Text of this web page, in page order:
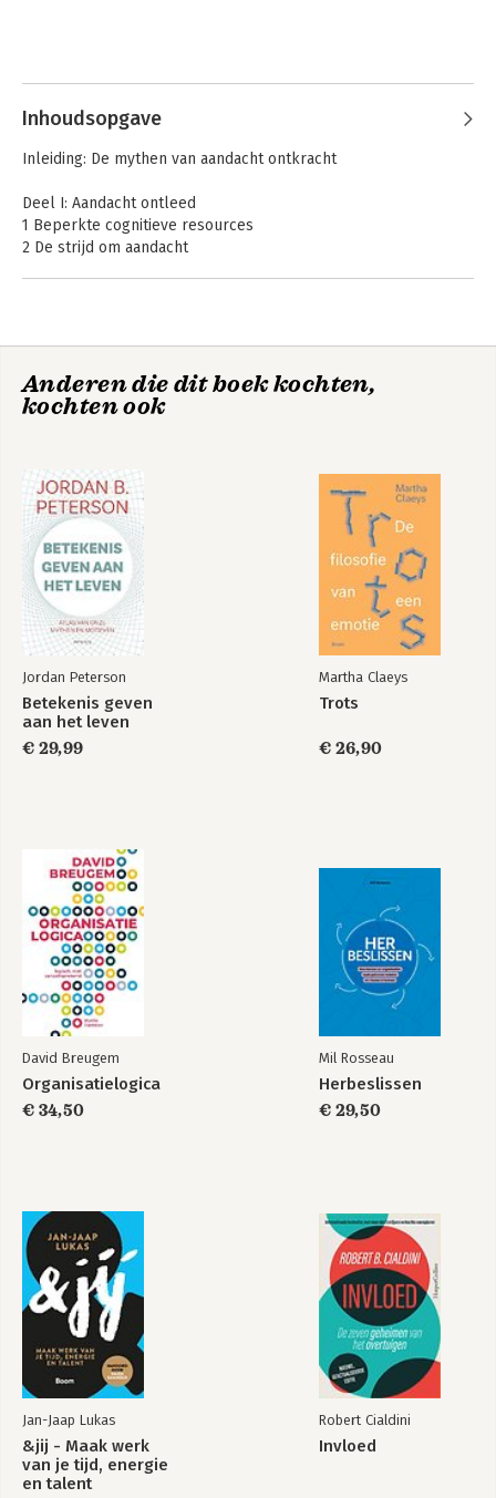
Inhoudsopgave
Inleiding: De mythen van aandacht ontkracht
Deel I: Aandacht ontleed
1 Beperkte cognitieve resources
2 De strijd om aandacht
6 Focus en de opkomst van internet
7 Hoe AI en algoritmen je denken beïnvloeden
10 Digitale apparaten en geluk
11 Hoe media je aandacht conditioneren
Deel III: Focus, ritme en balans
12 Aandacht, agency en vrije wil
13 Focus, ritme en balans
14 De toekomst van aandacht
Dankwoord
Anderen die dit boek kochten,
kochten ook
Jordan Peterson
Betekenis geven
aan het leven
€ 29,99
Martha Claeys
Trots
€ 26,90
David Breugem
Organisatielogica
€ 34,50
Mil Rosseau
Herbeslissen
€ 29,50
Jan-Jaap Lukas
&jij - Maak werk
van je tijd, energie
en talent
Robert Cialdini
Invloed